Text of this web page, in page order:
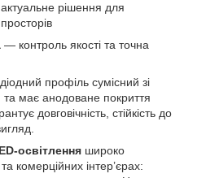
рішення для
— контроль якості та точна
профіль сумісний зі
має анодоване покриття
довговічність, стійкість до
освітлення широко
комерційних інтер’єрах: